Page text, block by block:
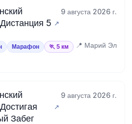
5
9 августа 2026 г.
Марафон 🏃 5 км 📍 Марий Эл
Забег
9 августа 2026 г.